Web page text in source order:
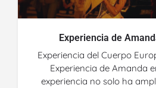
Experiencia de
Experiencia del Cuerpo
Experiencia de Amanda
experiencia no solo ha